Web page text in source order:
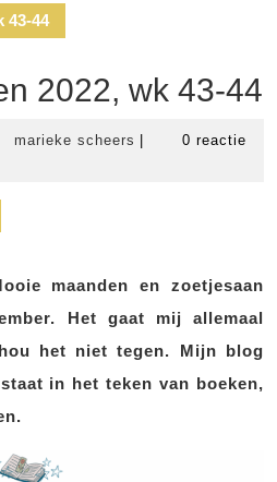
43-44
2022, wk 43-44
marieke scheers marieke0 reactie
maanden en zoetjesaan
Het gaat mij allemaal
het niet tegen. Mijn blog
in het teken van boeken,